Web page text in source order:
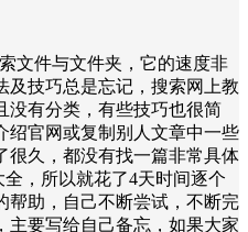
文件与文件夹，它的速度非
及技巧总是忘记，搜索网上教
没有分类，有些技巧也很简
绍官网或复制别人文章中一些
很久，都没有找一篇非常具体
全，所以就花了4天时间逐个
帮助，自己不断尝试，不断完
主要写给自己备忘，如果大家